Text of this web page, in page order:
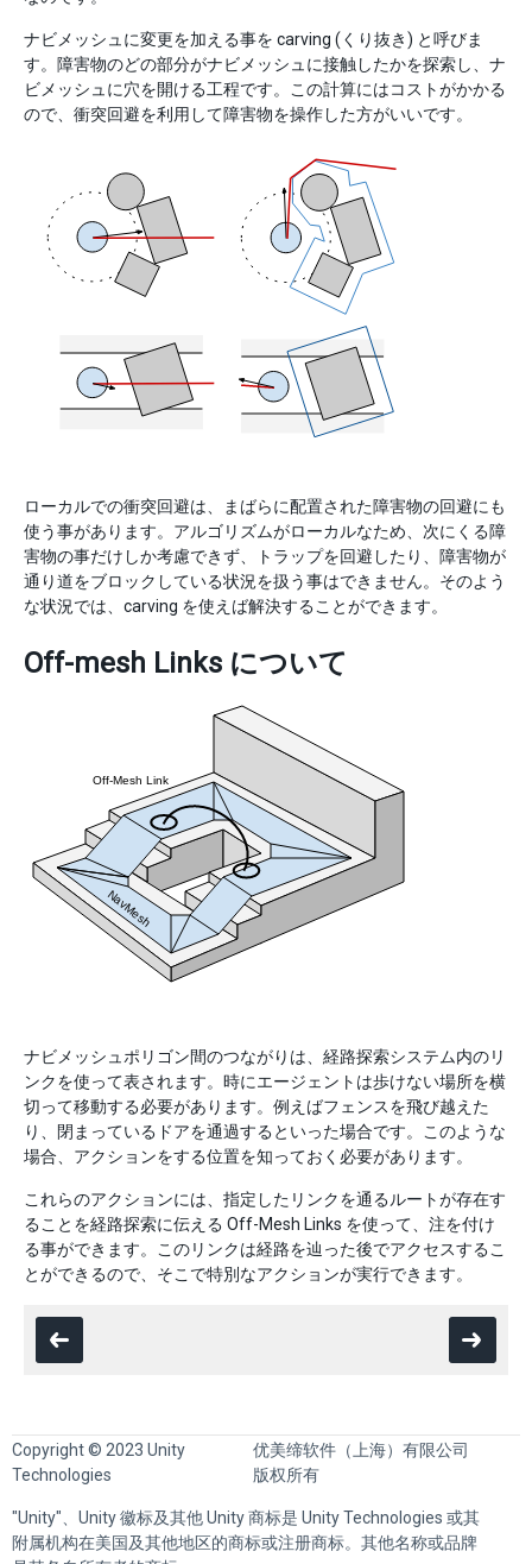
ナビメッシュに変更を加える事を carving (くり抜き) と呼びま
す。障害物のどの部分がナビメッシュに接触したかを探索し、ナ
ビメッシュに穴を開ける工程です。この計算にはコストがかかる
ので、衝突回避を利用して障害物を操作した方がいいです。
ローカルでの衝突回避は、まばらに配置された障害物の回避にも
使う事があります。アルゴリズムがローカルなため、次にくる障
害物の事だけしか考慮できず、トラップを回避したり、障害物が
通り道をブロックしている状況を扱う事はできません。そのよう
な状況では、carving を使えば解決することができます。
Off-mesh Links について
ナビメッシュポリゴン間のつながりは、経路探索システム内のリ
ンクを使って表されます。時にエージェントは歩けない場所を横
切って移動する必要があります。例えばフェンスを飛び越えた
り、閉まっているドアを通過するといった場合です。このような
場合、アクションをする位置を知っておく必要があります。
これらのアクションには、指定したリンクを通るルートが存在す
ることを経路探索に伝える Off-Mesh Links を使って、注を付け
る事ができます。このリンクは経路を辿った後でアクセスするこ
とができるので、そこで特別なアクションが実行できます。
Copyright © 2023 Unity
Technologies
优美缔软件（上海）有限公司
版权所有
"Unity"、Unity 徽标及其他 Unity 商标是 Unity Technologies 或其
附属机构在美国及其他地区的商标或注册商标。其他名称或品牌